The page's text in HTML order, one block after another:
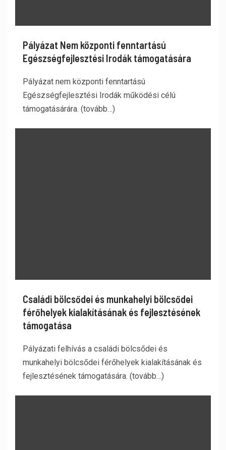
Pályázat Nem központi fenntartású
Egészségfejlesztési Irodák támogatására
Pályázat nem központi fenntartású
Egészségfejlesztési Irodák működési célú
támogatásárára. (tovább…)
Családi bölcsődei és munkahelyi bölcsődei
férőhelyek kialakításának és fejlesztésének
támogatása
Pályázati felhívás a családi bölcsődei és
munkahelyi bölcsődei férőhelyek kialakításának és
fejlesztésének támogatására. (tovább…)